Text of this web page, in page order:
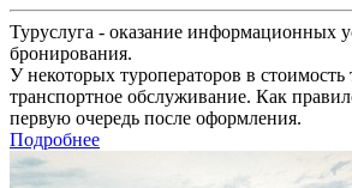
Туруслуга - оказание информационных
бронирования.
У некоторых туроператоров в стоимость
транспортное обслуживание. Как
первую очередь после оформления.
Подробнее